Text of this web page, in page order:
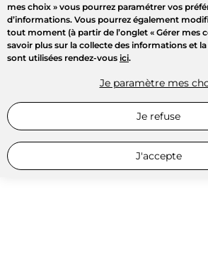
mes choix » vous pourrez paramétrer vos
d’informations. Vous pourrez également
tout moment (à partir de l’onglet « Gérer mes
savoir plus sur la collecte des informations et
sont utilisées rendez-vous ici.
Je paramètre mes
Je refuse
J'accepte